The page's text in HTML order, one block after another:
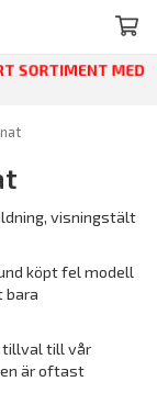
SORTIMENT MED
visningstält
köpt fel modell
bara
tillval till vår
är oftast